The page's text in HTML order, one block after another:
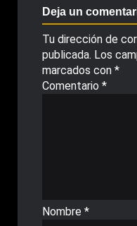
Deja un
Tu dirección de
publicada. Los
marcados con *
Comentario *
Nombre *